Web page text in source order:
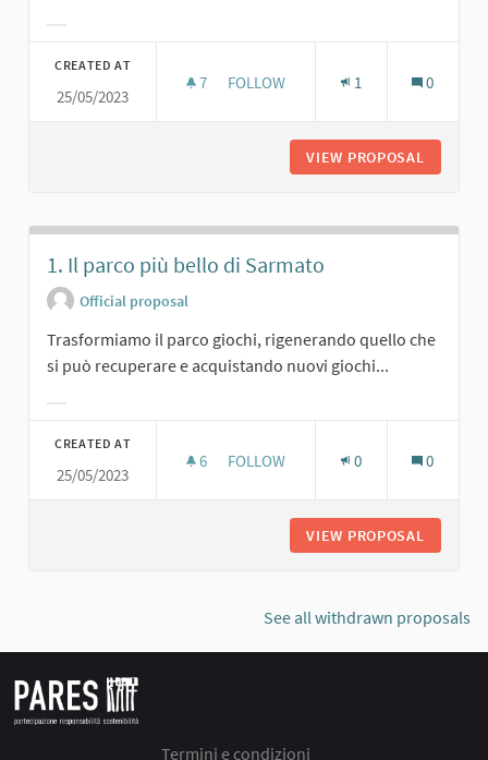
CREATED AT
25/05/2023
7 7 FOLLOWERS
FOLLOW 1 0
VIEW PROPOSAL
1. Il parco più bello di Sarmato
Official proposal
Trasformiamo il parco giochi, rigenerando quello che
si può recuperare e acquistando nuovi giochi...
CREATED AT
25/05/2023
6 6 FOLLOWERS
FOLLOW 0 0
VIEW PROPOSAL
See all withdrawn proposals
Termini e condizioni